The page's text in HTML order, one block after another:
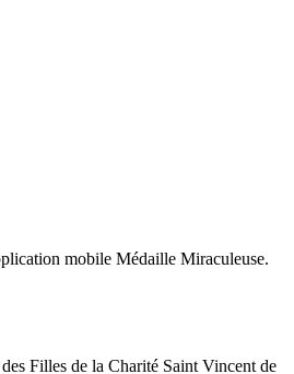
mobile Médaille Miraculeuse.
Filles de la Charité Saint Vincent de